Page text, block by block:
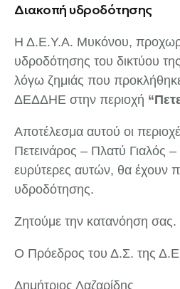
Διακοπή υδροδότησης
Η Δ.Ε.Υ.Α. Μυκόνου,
υδροδότησης του δικτύου
λόγω ζημιάς που
ΔΕΔΔΗΕ στην περιοχή
Αποτέλεσμα αυτού οι
Πετεινάρος – Πλατύ Γιαλός –
ευρύτερες αυτών, θα έχουν
υδροδότησης.
Ζητούμε την κατανόηση σας.
Ο Πρόεδρος του Δ.Σ. της
Δημήτριος Λαζαρίδης